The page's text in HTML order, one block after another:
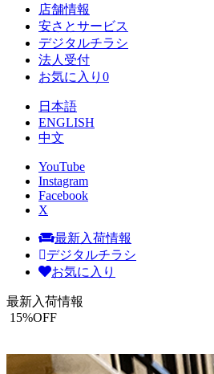
店舗情報
安さとサービス
デジタルチラシ
法人受付
お気に入り 0
日本語
ENGLISH
中文
YouTube
Instagram
Facebook
X
最新入荷情報
デジタルチラシ
お気に入り
最新入荷情報
15%OFF